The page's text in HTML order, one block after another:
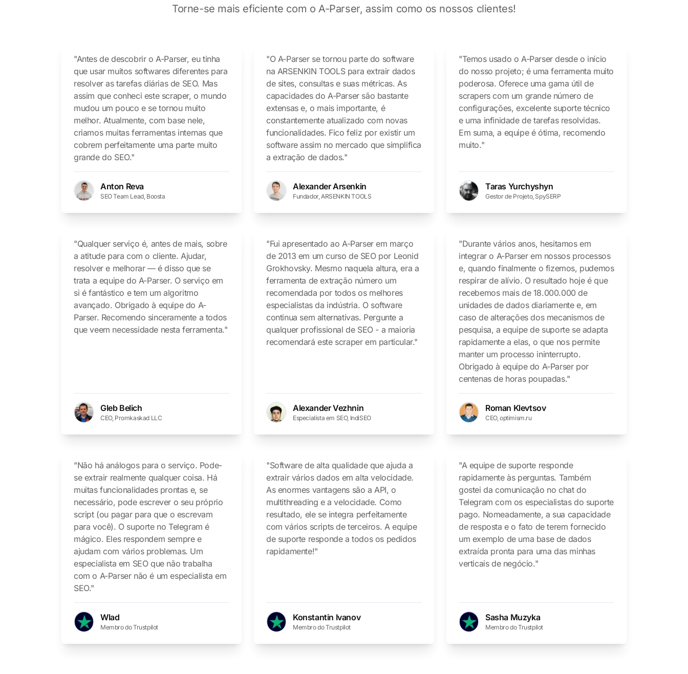
Torne-se mais eficiente com o A-Parser, assim como os nossos clientes!
"Antes de descobrir o A-Parser, eu tinha
que usar muitos softwares diferentes para
resolver as tarefas diárias de SEO. Mas
assim que conheci este scraper, o mundo
mudou um pouco e se tornou muito
melhor. Atualmente, com base nele,
criamos muitas ferramentas internas que
cobrem perfeitamente uma parte muito
grande do SEO."
Anton Reva
SEO Team Lead, Boosta
"O A-Parser se tornou parte do software
na ARSENKIN TOOLS para extrair dados
de sites, consultas e suas métricas. As
capacidades do A-Parser são bastante
extensas e, o mais importante, é
constantemente atualizado com novas
funcionalidades. Fico feliz por existir um
software assim no mercado que simplifica
a extração de dados."
Alexander Arsenkin
Fundador, ARSENKIN TOOLS
"Temos usado o A-Parser desde o início
do nosso projeto; é uma ferramenta muito
poderosa. Oferece uma gama útil de
scrapers com um grande número de
configurações, excelente suporte técnico
e uma infinidade de tarefas resolvidas.
Em suma, a equipe é ótima, recomendo
muito."
Taras Yurchyshyn
Gestor de Projeto, SpySERP
"Qualquer serviço é, antes de mais, sobre
a atitude para com o cliente. Ajudar,
resolver e melhorar — é disso que se
trata a equipe do A-Parser. O serviço em
si é fantástico e tem um algoritmo
avançado. Obrigado à equipe do A-
Parser. Recomendo sinceramente a todos
que veem necessidade nesta ferramenta."
Gleb Belich
CEO, Promkaskad LLC
"Fui apresentado ao A-Parser em março
de 2013 em um curso de SEO por Leonid
Grokhovsky. Mesmo naquela altura, era a
ferramenta de extração número um
recomendada por todos os melhores
especialistas da indústria. O software
continua sem alternativas. Pergunte a
qualquer profissional de SEO - a maioria
recomendará este scraper em particular."
Alexander Vezhnin
Especialista em SEO, IndiSEO
"Durante vários anos, hesitamos em
integrar o A-Parser em nossos processos
e, quando finalmente o fizemos, pudemos
respirar de alívio. O resultado hoje é que
recebemos mais de 18.000.000 de
unidades de dados diariamente e, em
caso de alterações dos mecanismos de
pesquisa, a equipe de suporte se adapta
rapidamente a elas, o que nos permite
manter um processo ininterrupto.
Obrigado à equipe do A-Parser por
centenas de horas poupadas."
Roman Klevtsov
CEO, optimism.ru
"Não há análogos para o serviço. Pode-
se extrair realmente qualquer coisa. Há
muitas funcionalidades prontas e, se
necessário, pode escrever o seu próprio
script (ou pagar para que o escrevam
para você). O suporte no Telegram é
mágico. Eles respondem sempre e
ajudam com vários problemas. Um
especialista em SEO que não trabalha
com o A-Parser não é um especialista em
SEO."
Wlad
Membro do Trustpilot
"Software de alta qualidade que ajuda a
extrair vários dados em alta velocidade.
As enormes vantagens são a API, o
multithreading e a velocidade. Como
resultado, ele se integra perfeitamente
com vários scripts de terceiros. A equipe
de suporte responde a todos os pedidos
rapidamente!"
Konstantin Ivanov
Membro do Trustpilot
"A equipe de suporte responde
rapidamente às perguntas. Também
gostei da comunicação no chat do
Telegram com os especialistas do suporte
pago. Nomeadamente, a sua capacidade
de resposta e o fato de terem fornecido
um exemplo de uma base de dados
extraída pronta para uma das minhas
verticais de negócio."
Sasha Muzyka
Membro do Trustpilot